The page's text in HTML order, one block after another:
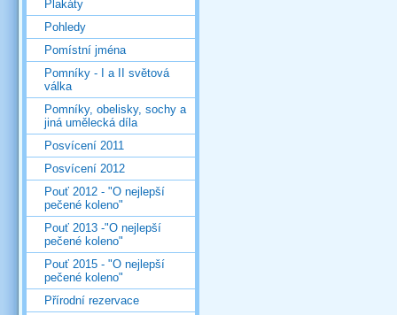
Plakáty
Pohledy
Pomístní jména
Pomníky - I a II světová
válka
Pomníky, obelisky, sochy a
jiná umělecká díla
Posvícení 2011
Posvícení 2012
Pouť 2012 - "O nejlepší
pečené koleno"
Pouť 2013 -"O nejlepší
pečené koleno"
Pouť 2015 - "O nejlepší
pečené koleno"
Přírodní rezervace